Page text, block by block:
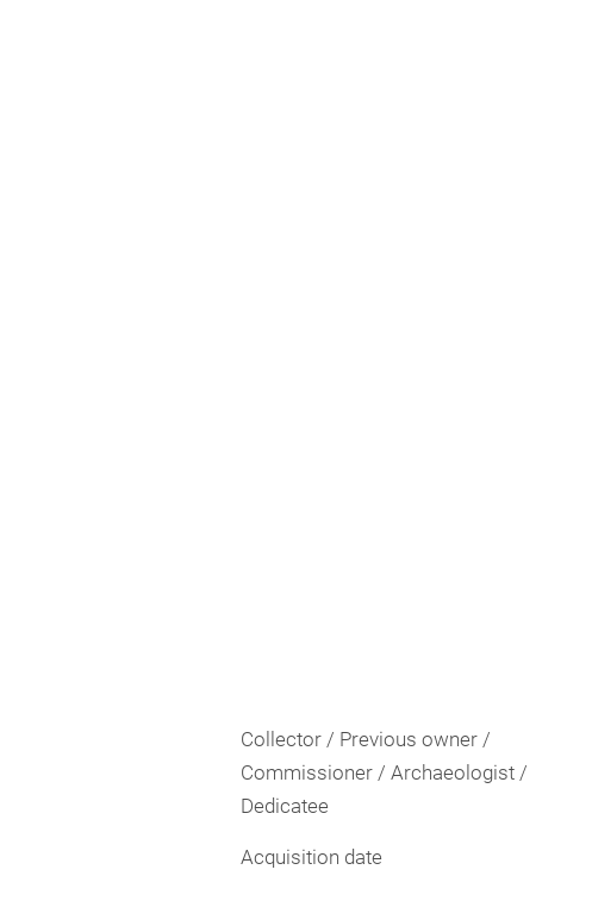
Collector / Previous owner /
Commissioner / Archaeologist /
Dedicatee
Acquisition date